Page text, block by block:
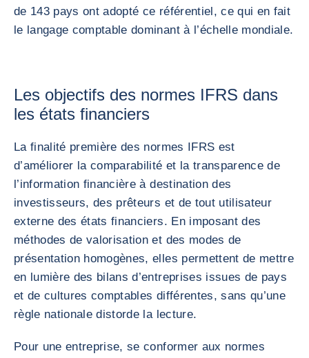
de 143 pays ont adopté ce référentiel, ce qui en fait
le langage comptable dominant à l’échelle mondiale.
Les objectifs des normes IFRS dans
les états financiers
La finalité première des normes IFRS est
d’améliorer la comparabilité et la transparence de
l’information financière à destination des
investisseurs, des prêteurs et de tout utilisateur
externe des états financiers. En imposant des
méthodes de valorisation et des modes de
présentation homogènes, elles permettent de mettre
en lumière des bilans d’entreprises issues de pays
et de cultures comptables différentes, sans qu’une
règle nationale distorde la lecture.
Pour une entreprise, se conformer aux normes